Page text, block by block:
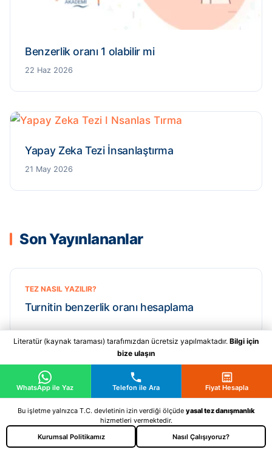
Benzerlik oranı 1 olabilir mi
22 Haz 2026
Yapay Zeka Tezi İnsanlaştırma
21 May 2026
Son Yayınlananlar
TEZ NASIL YAZILIR?
Turnitin benzerlik oranı hesaplama
Literatür (kaynak taraması) tarafımızdan ücretsiz yapılmaktadır. Bilgi için
bize ulaşın
WhatsApp ile Yaz Telefon ile Ara Fiyat Hesapla
Bu işletme yalnızca T.C. devletinin izin verdiği ölçüde yasal tez danışmanlık
hizmetleri vermektedir.
Kurumsal Politikamız
Nasıl Çalışıyoruz?